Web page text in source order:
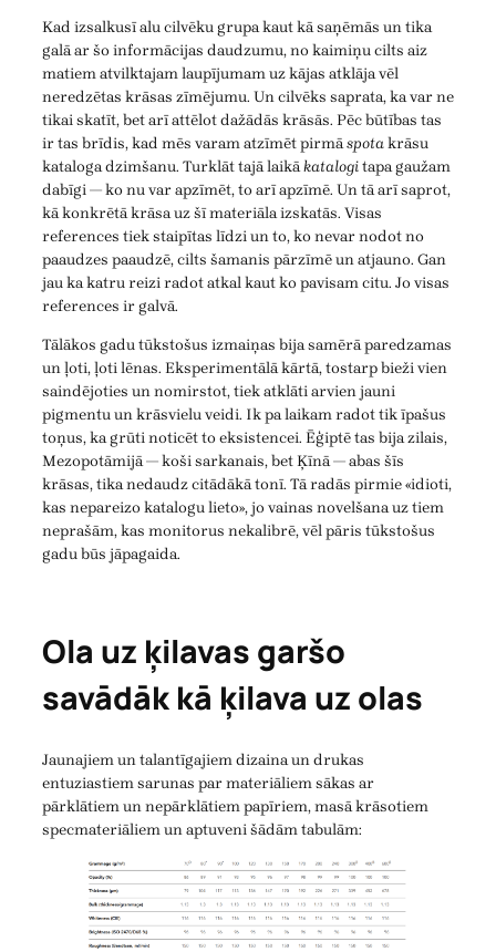
Kad izsalkusī alu cilvēku grupa kaut kā saņēmās un tika
galā ar šo informācijas daudzumu, no kaimiņu cilts aiz
matiem atvilktajam laupījumam uz kājas atklāja vēl
neredzētas krāsas zīmējumu. Un cilvēks saprata, ka var ne
tikai skatīt, bet arī attēlot dažādās krāsās. Pēc būtības tas
ir tas brīdis, kad mēs varam atzīmēt pirmāspotakrāsu
kataloga dzimšanu. Turklāt tajā laikākatalogitapa gaužam
dabīgi — ko nu var apzīmēt, to arī apzīmē. Un tā arī saprot,
kā konkrētā krāsa uz šī materiāla izskatās. Visas
references tiek staipītas līdzi un to, ko nevar nodot no
paaudzes paaudzē, cilts šamanis pārzīmē un atjauno. Gan
jau ka katru reizi radot atkal kaut ko pavisam citu. Jo visas
references ir galvā.
Tālākos gadu tūkstošus izmaiņas bija samērā paredzamas
un ļoti, ļoti lēnas. Eksperimentālā kārtā, tostarp bieži vien
saindējoties un nomirstot, tiek atklāti arvien jauni
pigmentu un krāsvielu veidi. Ik pa laikam radot tik īpašus
toņus, ka grūti noticēt to eksistencei. Ēģiptē tas bija zilais,
Mezopotāmijā — koši sarkanais, bet Ķīnā — abas šīs
krāsas, tika nedaudz citādākā tonī. Tā radās pirmie «idioti,
kas nepareizo katalogu lieto», jo vainas novelšana uz tiem
neprašām, kas monitorus nekalibrē, vēl pāris tūkstošus
gadu būs jāpagaida.
Ola uz ķilavas garšo
savādāk kā ķilava uz olas
Jaunajiem un talantīgajiem dizaina un drukas
entuziastiem sarunas par materiāliem sākas ar
pārklātiem un nepārklātiem papīriem, masā krāsotiem
specmateriāliem un aptuveni šādām tabulām: